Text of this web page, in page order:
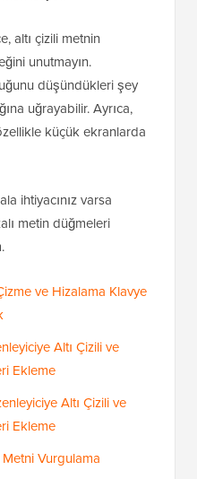
altı çizili metnin
unutmayın.
düşündükleri şey
uğrayabilir. Ayrıca,
küçük ekranlarda
ihtiyacınız varsa
metin düğmeleri
ve Hizalama Klavye
Altı Çizili ve
Ekleme
Altı Çizili ve
Ekleme
Vurgulama